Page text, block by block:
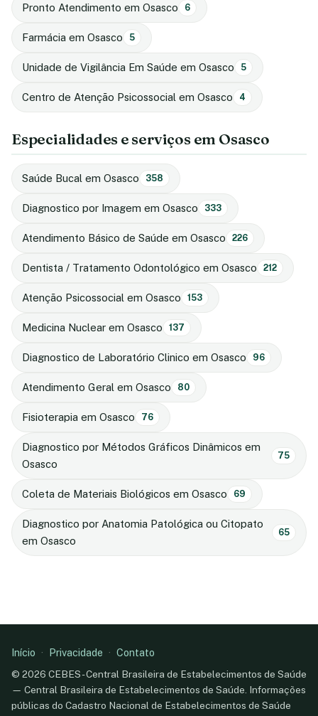
Pronto Atendimento em Osasco 6
Farmácia em Osasco 5
Unidade de Vigilância Em Saúde em Osasco 5
Centro de Atenção Psicossocial em Osasco 4
Especialidades e serviços em Osasco
Saúde Bucal em Osasco 358
Diagnostico por Imagem em Osasco 333
Atendimento Básico de Saúde em Osasco 226
Dentista / Tratamento Odontológico em Osasco 212
Atenção Psicossocial em Osasco 153
Medicina Nuclear em Osasco 137
Diagnostico de Laboratório Clinico em Osasco 96
Atendimento Geral em Osasco 80
Fisioterapia em Osasco 76
Diagnostico por Métodos Gráficos Dinâmicos em
Osasco
75
Coleta de Materiais Biológicos em Osasco 69
Diagnostico por Anatomia Patológica ou Citopato
em Osasco
65
Início · Privacidade · Contato
© 2026 CEBES - Central Brasileira de Estabelecimentos de Saúde
— Central Brasileira de Estabelecimentos de Saúde. Informações
públicas do Cadastro Nacional de Estabelecimentos de Saúde